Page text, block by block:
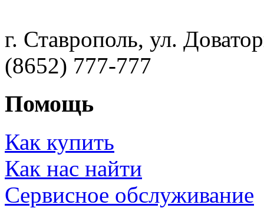
г. Ставрополь, ул.
(8652) 777-777
Помощь
Как купить
Как нас найти
Сервисное обслуживание